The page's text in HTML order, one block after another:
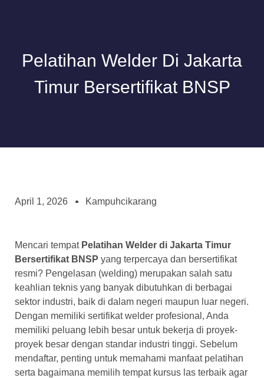
Pelatihan Welder Di Jakarta
Timur Bersertifikat BNSP
April 1, 2026 Kampuhcikarang
Mencari tempat Pelatihan Welder di Jakarta Timur
Bersertifikat BNSP yang terpercaya dan bersertifikat
resmi? Pengelasan (welding) merupakan salah satu
keahlian teknis yang banyak dibutuhkan di berbagai
sektor industri, baik di dalam negeri maupun luar negeri.
Dengan memiliki sertifikat welder profesional, Anda
memiliki peluang lebih besar untuk bekerja di proyek-
proyek besar dengan standar industri tinggi. Sebelum
mendaftar, penting untuk memahami manfaat pelatihan
serta bagaimana memilih tempat kursus las terbaik agar